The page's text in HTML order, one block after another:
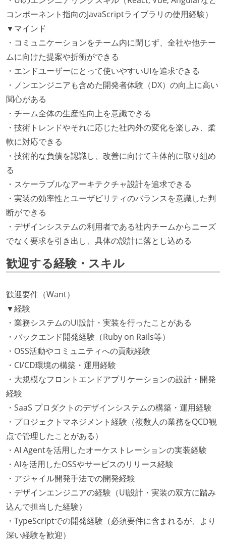
コンポーネント指向のJavaScriptライブラリの使用経験）
▼マインド
・コミュニケーションをチーム内に閉じず、全社や他チー
ムに向けた提案や折衝ができる
・エンドユーザーにとって使いやすいUIを追求できる
・ノンエンジニアも含めた開発者体験（DX）の向上に高い
関心がある
・チーム全体の生産性向上を意識できる
・技術トレンドやそれに応じた社内外の変化を楽しみ、柔
軟に対応できる
・技術的な負債を認識し、改善に向けて主体的に取り組め
る
・スケーラブルなアーキテクチャ設計を追求できる
・実装の効率性とユーザビリティのバランスを意識した判
断ができる
・デザインシステムの利用者である社内チームからニーズ
でなく要求を引き出し、具体の設計に落とし込める
歓迎する経験・スキル
歓迎要件（Want）
▼経験
・業務システムのUI設計・実装を行ったことがある
・バックエンド開発経験（Ruby on Rails等）
・OSS活動やコミュニティへの貢献経験
・CI/CD環境の構築・運用経験
・大規模なフロントエンドアプリケーションの設計・開発
経験
・SaaS プロダクトのデザインシステムの構築・運用経験
・プロジェクトマネジメント経験（複数人の業務をQCD観
点で管理したことがある）
・AI Agentを活用したオーケストレーションの実装経験
・AIを活用したOSSやサービスのリリース経験
・アジャイル開発手法での開発経験
・デザインエンジニアの経験（UI設計・実装の双方に踏み
込んで担当した経験）
・TypeScriptでの開発経験（必須要件に含まれるが、より
深い経験を歓迎）